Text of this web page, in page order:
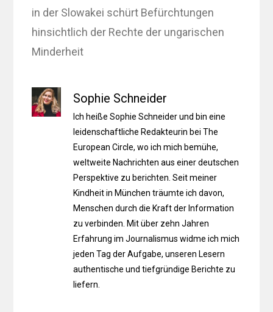
in der Slowakei schürt Befürchtungen
hinsichtlich der Rechte der ungarischen
Minderheit
Sophie Schneider
Ich heiße Sophie Schneider und bin eine
leidenschaftliche Redakteurin bei The
European Circle, wo ich mich bemühe,
weltweite Nachrichten aus einer deutschen
Perspektive zu berichten. Seit meiner
Kindheit in München träumte ich davon,
Menschen durch die Kraft der Information
zu verbinden. Mit über zehn Jahren
Erfahrung im Journalismus widme ich mich
jeden Tag der Aufgabe, unseren Lesern
authentische und tiefgründige Berichte zu
liefern.